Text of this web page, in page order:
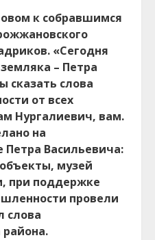
к собравшимся
«Сегодня
– Петра
сказать слова
от всех
Нургалиевич, вам.
на
Петра Васильевича:
музей
при поддержке
провели
слова
района.